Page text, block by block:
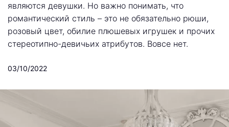
являются девушки. Но важно понимать, что
романтический стиль – это не обязательно рюши,
розовый цвет, обилие плюшевых игрушек и прочих
стереотипно-девичьих атрибутов. Вовсе нет.
03/10/2022